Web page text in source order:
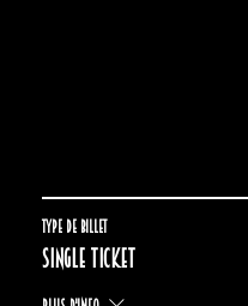
Type de billet
Single ticket